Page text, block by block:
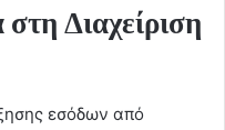
Διαχείριση
εσόδων από